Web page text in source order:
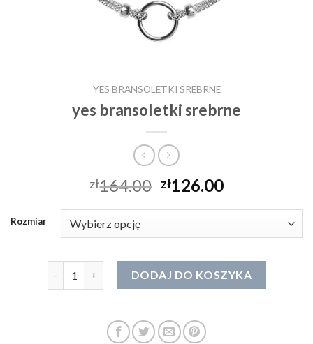
YES BRANSOLETKI SREBRNE
yes bransoletki srebrne
zł164.00 zł126.00
Rozmiar
ilość yes bransoletki srebrneDODAJ DO KOSZYKA